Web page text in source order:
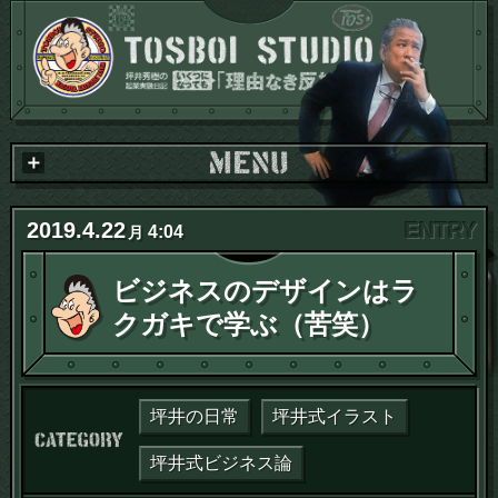
2019.4.22 月 4:04
ビジネスのデザインはラ
クガキで学ぶ（苦笑）
カテゴリー：
坪井の日常 坪井式イラスト
坪井式ビジネス論